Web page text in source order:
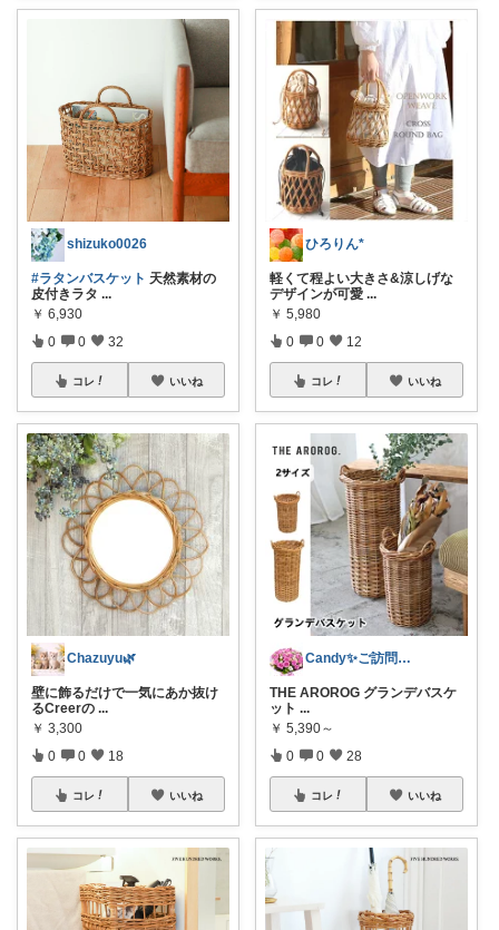
shizuko0026
#ラタンバスケット 天然素材の
皮付きラタ ...
￥ 6,930
0 0 32
コレ いいね
Chazuyu🌿
壁に飾るだけで一気にあか抜け
るCreerの ...
￥ 3,300
0 0 18
コレ いいね
ひろりん*
軽くて程よい大きさ&涼しげな
デザインが可愛 ...
￥ 5,980
0 0 12
コレ いいね
Candy✨ご訪問・経由購入に日々感謝✨
THE AROROG グランデバスケ
ット ...
￥ 5,390～
0 0 28
コレ いいね